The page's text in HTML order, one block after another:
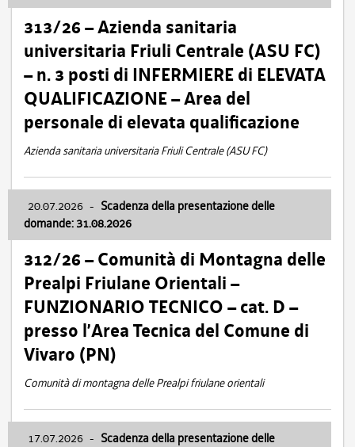
313/26 – Azienda sanitaria
universitaria Friuli Centrale (ASU FC)
– n. 3 posti di INFERMIERE di ELEVATA
QUALIFICAZIONE – Area del
personale di elevata qualificazione
Azienda sanitaria universitaria Friuli Centrale (ASU FC)
20.07.2026 - Scadenza della presentazione delle
domande: 31.08.2026
312/26 – Comunità di Montagna delle
Prealpi Friulane Orientali –
FUNZIONARIO TECNICO – cat. D –
presso l’Area Tecnica del Comune di
Vivaro (PN)
Comunità di montagna delle Prealpi friulane orientali
17.07.2026 - Scadenza della presentazione delle